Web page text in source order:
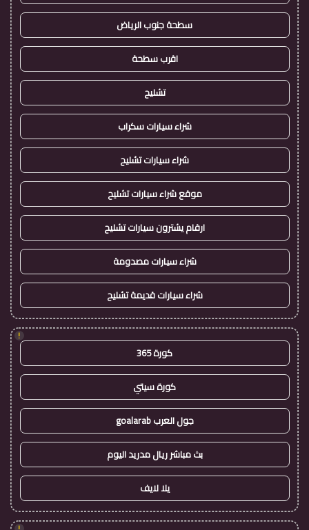
سطحة جنوب الرياض
اقرب سطحة
تشليح
شراء سيارات سكراب
شراء سيارات تشليح
موقع شراء سيارات تشليح
ارقام يشترون سيارات تشليح
شراء سيارات مصدومة
شراء سيارات قديمة تشليح
!
كورة 365
كورة سيتي
جول العرب goalarab
بث مباشر ريال مدريد اليوم
يلا لايف